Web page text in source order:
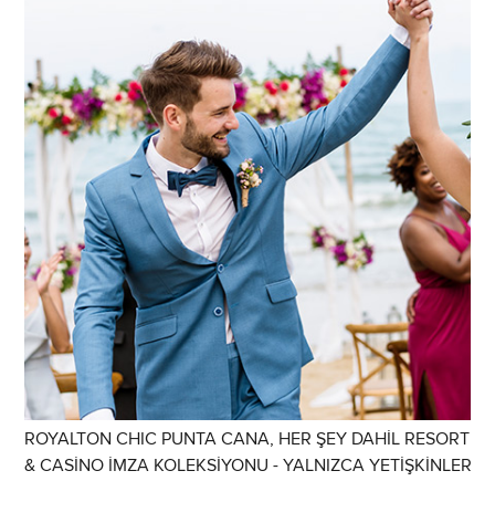
ROYALTON CHIC PUNTA CANA, HER ŞEY DAHIL RESORT
& CASINO İMZA KOLEKSIYONU - YALNIZCA YETIŞKINLER